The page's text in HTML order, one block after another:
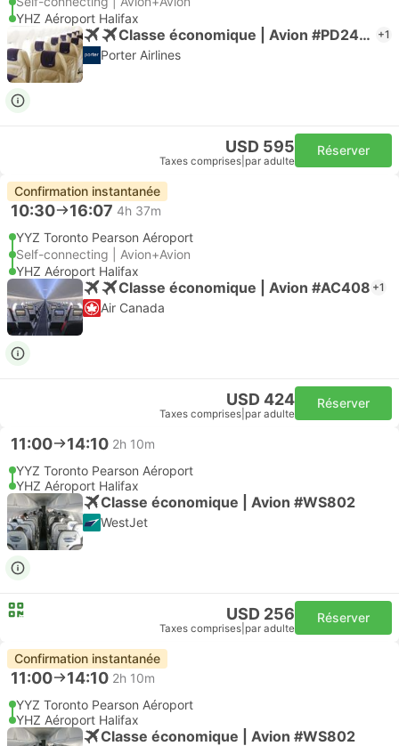
YHZ Aéroport Halifax
Classe économique | Avion #PD2446 +1
Porter Airlines
USD 595
Taxes comprises par adulte
Réserver
Confirmation instantanée
10:30 16:07 4h 37m
YYZ Toronto Pearson Aéroport
Self-connecting | Avion+Avion
YHZ Aéroport Halifax
Classe économique | Avion #AC408 +1
Air Canada
USD 424
Taxes comprises par adulte
Réserver
11:00 14:10 2h 10m
YYZ Toronto Pearson Aéroport
YHZ Aéroport Halifax
Classe économique | Avion #WS802
WestJet
USD 256
Taxes comprises par adulte
Réserver
Confirmation instantanée
11:00 14:10 2h 10m
YYZ Toronto Pearson Aéroport
YHZ Aéroport Halifax
Classe économique | Avion #WS802